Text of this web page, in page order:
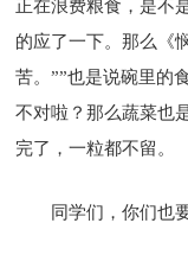
正在浪费粮食，是不
的应了一下。那么《
苦。””也是说碗里的
不对啦？那么蔬菜也
完了，一粒都不留。
同学们，你们也